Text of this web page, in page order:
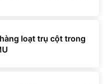
loạt trụ cột trong